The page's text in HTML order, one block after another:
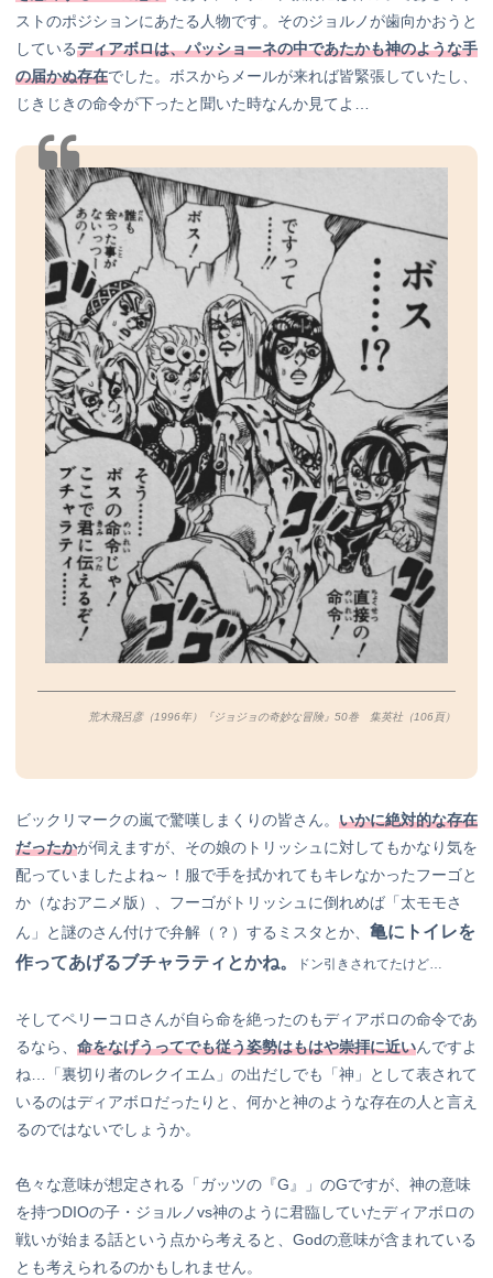
ストのポジションにあたる人物です。そのジョルノが歯向かおうと
しているディアボロは、パッショーネの中であたかも神のような手
の届かぬ存在でした。ボスからメールが来れば皆緊張していたし、
じきじきの命令が下ったと聞いた時なんか見てよ…
荒木飛呂彦（1996年）『ジョジョの奇妙な冒険』50巻 集英社（106頁）
ビックリマークの嵐で驚嘆しまくりの皆さん。 いかに絶対的な存在
だったかが伺えますが、その娘のトリッシュに対してもかなり気を
配っていましたよね～！服で手を拭かれてもキレなかったフーゴと
か（なおアニメ版）、フーゴがトリッシュに倒れめば「太モモさ
ん」と謎のさん付けで弁解（？）するミスタとか、 亀にトイレを
作ってあげるブチャラティとかね。
ドン引きされてたけど…
そしてペリーコロさんが自ら命を絶ったのもディアボロの命令であ
るなら、 命をなげうってでも従う姿勢はもはや崇拝に近いんですよ
ね…「裏切り者のレクイエム」の出だしでも「神」として表されて
いるのはディアボロだったりと、何かと神のような存在の人と言え
るのではないでしょうか。
色々な意味が想定される「ガッツの『G』」のGですが、神の意味
を持つDIOの子・ジョルノvs神のように君臨していたディアボロの
戦いが始まる話という点から考えると、Godの意味が含まれている
とも考えられるのかもしれません。